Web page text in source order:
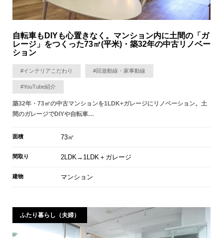
自転車もDIYも心置きなく。マンション内に土間の「ガ
レージ」をつくった73㎡(平米)・築32年の中古リノベー
ション
#インテリアこだわり #回遊動線・家事動線
#YouTube紹介
築32年・73㎡の中古マンションを1LDK+ガレージにリノベーション。土
間のガレージでDIYや自転車…
面積 73㎡
間取り 2LDK→1LDK＋ガレージ
建物 マンション
ふたり暮らし（夫婦）